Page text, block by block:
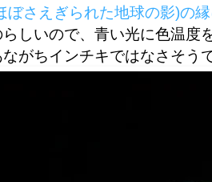
ぼさえぎられた地球の影)の
らしいので、青い光に色温度
ながちインチキではなさそう